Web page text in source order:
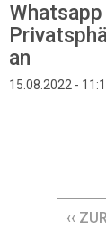
an
15.08.2022 -
‹‹